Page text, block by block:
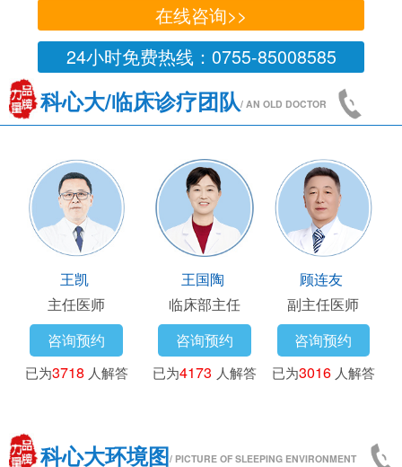
在线咨询>>
24小时免费热线：0755-85008585
科心大/临床诊疗团队/ AN OLD DOCTOR
王凯
主任医师
咨询预约
已为3718 人解答
王国陶
临床部主任
咨询预约
已为4173 人解答
顾连友
副主任医师
咨询预约
已为3016 人解答
科心大环境图/ PICTURE OF SLEEPING ENVIRONMENT